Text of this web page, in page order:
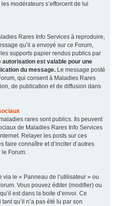
modérateurs s’efforcent de lui
Rares Info Services à reproduire,
qu’il a envoyé sur ce Forum,
supports papier rendus publics par
autorisation est valable pour une
du message. Le message posté
qui consent à Maladies Rares
de publication et de diffusion dans
rares sont publics. Ils peuvent
de Maladies Rares Info Services
Relayer les posts sur ces
faire connaître et d’inciter d’autres
le Forum.
le « Panneau de l’utilisateur » ou
Vous pouvez éditer (modifier) ou
est dans la boite d’envoi. Ce
qu’il n’a pas été lu par son